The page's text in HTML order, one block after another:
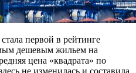
первой в рейтинге
дешевым жильем на
цена «квадрата» по